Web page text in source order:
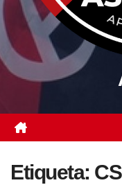
Etiqueta: